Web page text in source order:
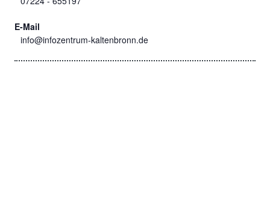
E-Mail
info@infozentrum-kaltenbronn.de